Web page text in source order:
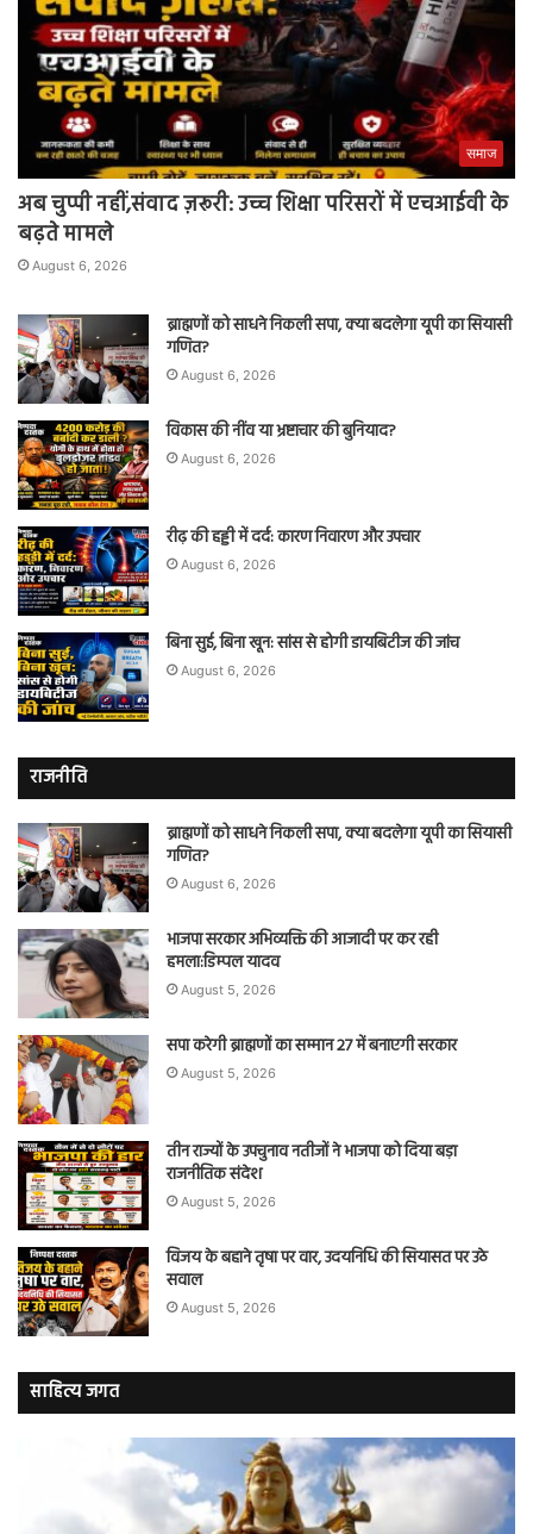
समाज
अब चुप्पी नहीं,संवाद ज़रूरी: उच्च शिक्षा परिसरों में एचआईवी के
बढ़ते मामले
August 6, 2026
ब्राह्मणों को साधने निकली सपा, क्या बदलेगा यूपी का सियासी
गणित?
August 6, 2026
विकास की नींव या भ्रष्टाचार की बुनियाद?
August 6, 2026
रीढ़ की हड्डी में दर्द: कारण निवारण और उपचार
August 6, 2026
बिना सुई, बिना खून: सांस से होगी डायबिटीज की जांच
August 6, 2026
राजनीति
ब्राह्मणों को साधने निकली सपा, क्या बदलेगा यूपी का सियासी
गणित?
August 6, 2026
भाजपा सरकार अभिव्यक्ति की आजादी पर कर रही
हमला:डिम्पल यादव
August 5, 2026
सपा करेगी ब्राह्मणों का सम्मान 27 में बनाएगी सरकार
August 5, 2026
तीन राज्यों के उपचुनाव नतीजों ने भाजपा को दिया बड़ा
राजनीतिक संदेश
August 5, 2026
विजय के बहाने तृषा पर वार, उदयनिधि की सियासत पर उठे
सवाल
August 5, 2026
साहित्य जगत